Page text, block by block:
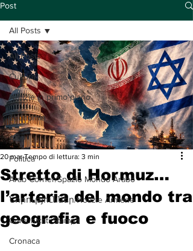
Post
All Posts
Cultura
Notizie in primo piano
Economia
Arte
Politica
Arab Corner/Spazio Mondo Arabo
Նորություններ/Notizie Armene
Comunicati Stampa
Cronaca
All Posts
Stretto di Hormuz…
l’arteria del mondo tra
geografia e fuoco
20 mar Tempo di lettura: 3 min